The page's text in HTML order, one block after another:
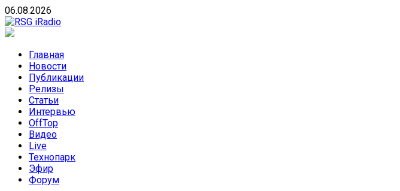
Skip
to
content
06.08.2026
Главная
Новости
Публикации
Релизы
Статьи
Интервью
OffTop
Видео
Live
Технопарк
Эфир
Форум